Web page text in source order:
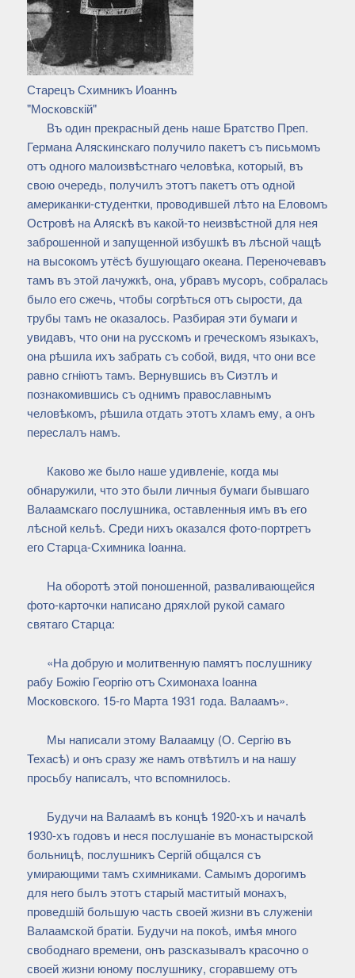
Старецъ Схимникъ Иоаннъ
"Московскiй"
Въ один прекрасный день наше Братство Преп.
Германа Аляскинскаго получило пакетъ съ письмомъ
отъ одного малоизвѣстнаго человѣка, который, въ
свою очередь, получилъ этотъ пакетъ отъ одной
американки-студентки, проводившей лѣто на Еловомъ
Островѣ на Аляскѣ въ какой-то неизвѣстной для нея
заброшенной и запущенной избушкѣ въ лѣсной чащѣ
на высокомъ утёсѣ бушующаго океана. Переночевавъ
тамъ въ этой лачужкѣ, она, убравъ мусоръ, собралась
было его сжечь, чтобы согрѣться отъ сырости, да
трубы тамъ не оказалось. Разбирая эти бумаги и
увидавъ, что они на русскомъ и греческомъ языкахъ,
она рѣшила ихъ забрать съ собой, видя, что они все
равно сгніютъ тамъ. Вернувшись въ Сиэтлъ и
познакомившись съ однимъ православнымъ
человѣкомъ, рѣшила отдать этотъ хламъ ему, а онъ
переслалъ намъ.
Каково же было наше удивленіе, когда мы
обнаружили, что это были личныя бумаги бывшаго
Валаамскаго послушника, оставленныя имъ въ его
лѣсной кельѣ. Среди нихъ оказался фото-портретъ
его Старца-Схимника Іоанна.
На оборотѣ этой поношенной, разваливающейся
фото-карточки написано дряхлой рукой самаго
святаго Старца:
«На добрую и молитвенную памятъ послушнику
рабу Божію Георгію отъ Схимонаха Іоанна
Московского. 15-го Марта 1931 года. Валаамъ».
Мы написали этому Валаамцу (О. Сергію въ
Техасѣ) и онъ сразу же намъ отвѣтилъ и на нашу
просьбу написалъ, что вспомнилось.
Будучи на Валаамѣ въ концѣ 1920-хъ и началѣ
1930-хъ годовъ и неся послушаніе въ монастырской
больницѣ, послушникъ Сергій общался съ
умирающими тамъ схимниками. Самымъ дорогимъ
для него былъ этотъ старый маститый монахъ,
проведшій большую часть своей жизни въ служеніи
Валаамской братіи. Будучи на покоѣ, имѣя много
свободнаго времени, онъ разсказывалъ красочно о
своей жизни юному послушнику, сгоравшему отъ